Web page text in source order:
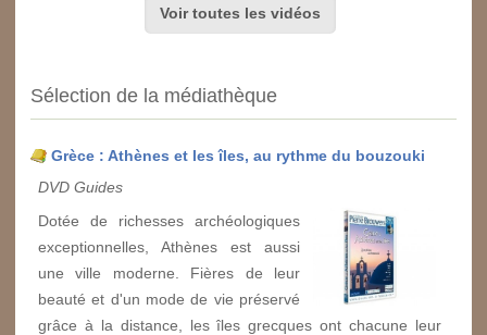
Voir toutes les vidéos
Sélection de la médiathèque
Grèce : Athènes et les îles, au rythme du bouzouki
DVD Guides
Dotée de richesses archéologiques
exceptionnelles, Athènes est aussi
une ville moderne. Fières de leur
beauté et d'un mode de vie préservé
grâce à la distance, les îles grecques ont chacune leur